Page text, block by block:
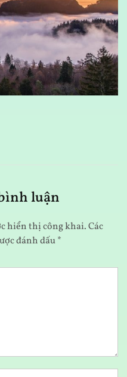
luận
hiển thị công khai.Các
đánh dấu*